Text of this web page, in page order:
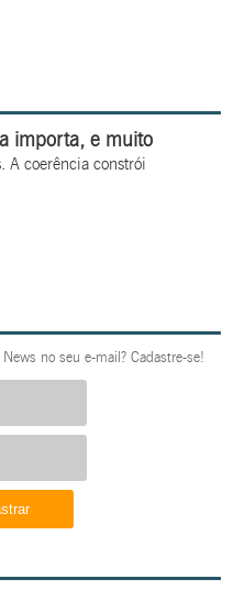
importa, e muito
A coerência constrói
no seu e-mail? Cadastre-se!